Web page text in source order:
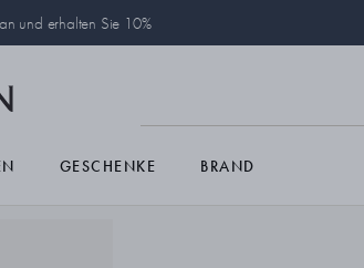
und erhalten Sie 10%
GESCHENKE BRAND